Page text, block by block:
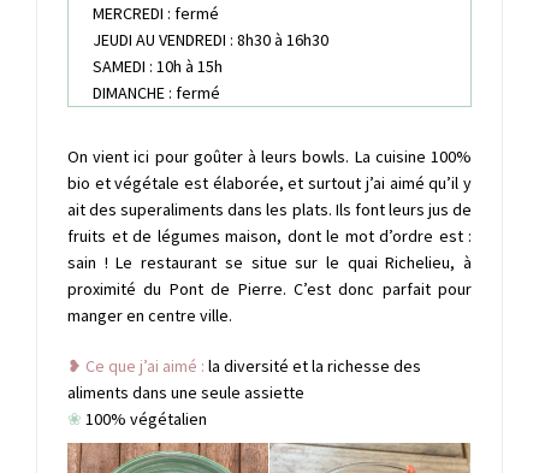
MERCREDI : fermé
JEUDI AU VENDREDI : 8h30 à 16h30
SAMEDI : 10h à 15h
DIMANCHE : fermé
On vient ici pour goûter à leurs bowls. La cuisine 100%
bio et végétale est élaborée, et surtout j’ai aimé qu’il y
ait des superaliments dans les plats. Ils font leurs jus de
fruits et de légumes maison, dont le mot d’ordre est :
sain !Le restaurant se situe sur le quai Richelieu, à
proximité du Pont de Pierre. C’est donc parfait pour
manger en centre ville.
❥ Ce que j’ai aimé : la diversité et la richesse des
aliments dans une seule assiette
❀ 100% végétalien